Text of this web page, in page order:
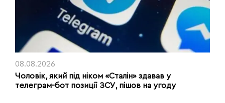
08.08.2026
Чоловік, який під ніком «Сталін» здавав у
телеграм-бот позиції ЗСУ, пішов на угоду